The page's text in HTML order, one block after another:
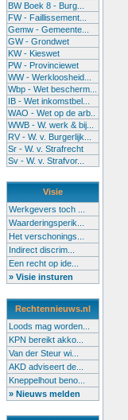
BW Boek 8 - Burg...
FW - Faillissement...
Gemw - Gemeente...
GW - Grondwet
KW - Kieswet
PW - Provinciewet
WW - Werkloosheid...
Wbp - Wet bescherm...
IB - Wet inkomstbel...
WAO - Wet op de arb..
WWB - W. werk & bij...
RV - W. v. Burgerlijk...
Sr - W. v. Strafrecht
Sv - W. v. Strafvor...
Visie
Werkgevers toch ...
Waarderingsperik...
Het verschonings...
Indirect discrim...
Een recht op ide...
» Visie insturen
Rechtennieuws.nl
Loods mag worden...
KPN bereikt akko...
Van der Steur wi...
AKD adviseert de...
Kneppelhout beno...
» Nieuws melden